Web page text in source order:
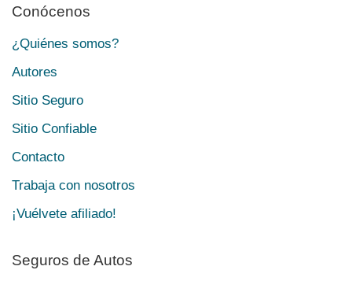
Conócenos
¿Quiénes somos?
Autores
Sitio Seguro
Sitio Confiable
Contacto
Trabaja con nosotros
¡Vuélvete afiliado!
Seguros de Autos